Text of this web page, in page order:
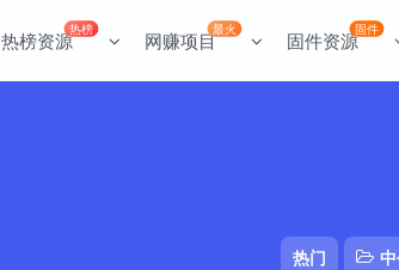
热门
热榜资源热榜 网赚项目最火 固件资源固件